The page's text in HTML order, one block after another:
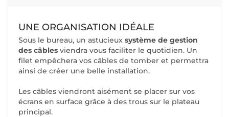
UNE ORGANISATION IDÉALE
Sous le bureau, un astucieux système de gestion
des câbles viendra vous faciliter le quotidien. Un
filet empêchera vos câbles de tomber et permettra
ainsi de créer une belle installation.
Les câbles viendront aisément se placer sur vos
écrans en surface grâce à des trous sur le plateau
principal.